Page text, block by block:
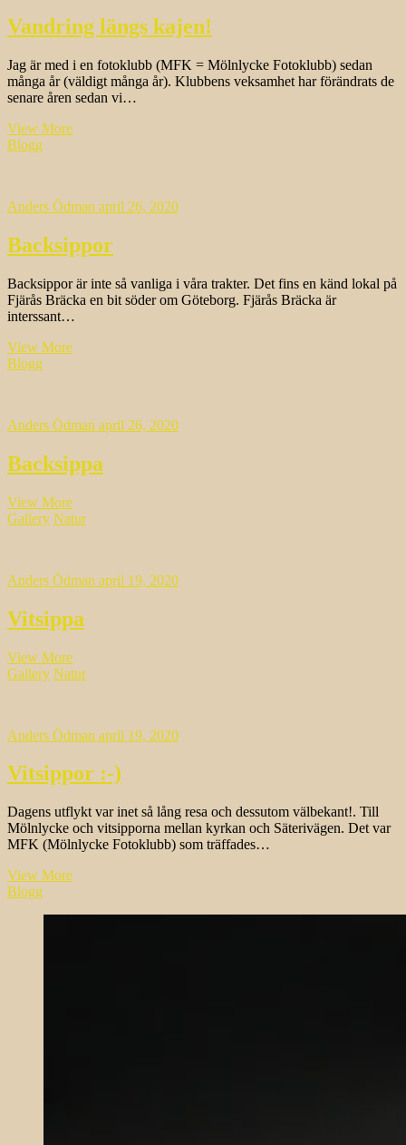
Vandring längs kajen!
Jag är med i en fotoklubb (MFK = Mölnlycke Fotoklubb) sedan
många år (väldigt många år). Klubbens veksamhet har förändrats de
senare åren sedan vi…
View MoreVandring
Blogg
Anders Ödman april 26, 2020
Backsippor
Backsippor är inte så vanliga i våra trakter. Det fins en känd lokal på
Fjärås Bräcka en bit söder om Göteborg. Fjärås Bräcka är
interssant…
View MoreBacksippor
Blogg
Anders Ödman april 26, 2020
Backsippa
View MoreBacksippa
Gallery Natur
Anders Ödman april 19, 2020
Vitsippa
View MoreVitsippa
Gallery Natur
Anders Ödman april 19, 2020
Vitsippor :-)
Dagens utflykt var inet så lång resa och dessutom välbekant!. Till
Mölnlycke och vitsipporna mellan kyrkan och Säterivägen. Det var
MFK (Mölnlycke Fotoklubb) som träffades…
View MoreVitsippor
Blogg